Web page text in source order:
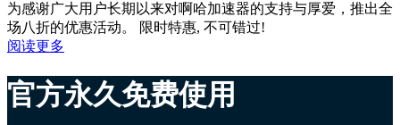
为感谢广大用户长期以来对啊哈加速器的支持与厚爱，推出全
场八折的优惠活动。 限时特惠, 不可错过!
阅读更多
官方永久免费使用